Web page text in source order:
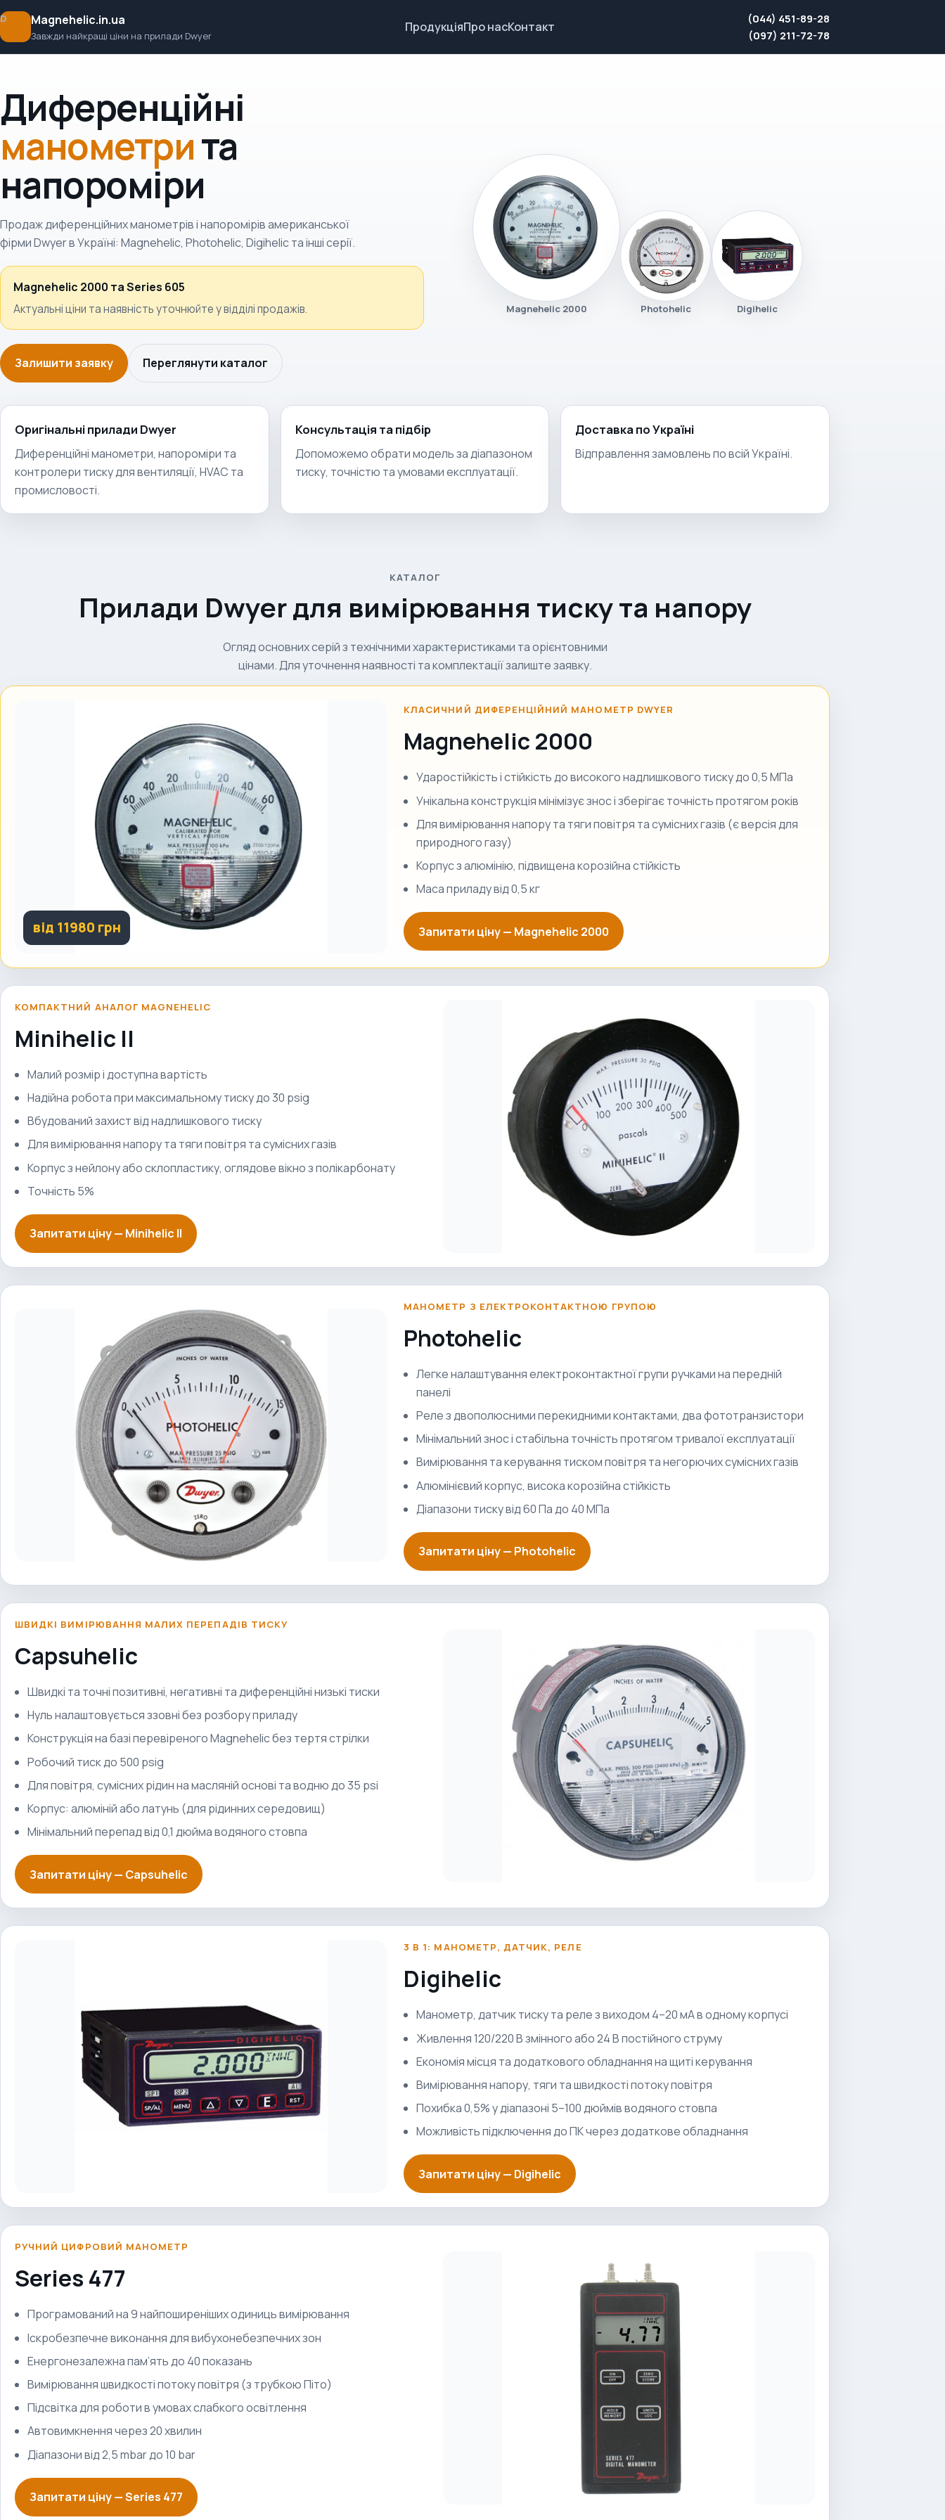
D Magnehelic.in.ua
Завжди найкращі ціни на прилади Dwyer
ПродукціяПро насКонтакт
(044) 451-89-28
(097) 211-72-78
Диференційні
манометрита
напороміри
Продаж диференційних манометрів і напоромірів американської
фірми Dwyer в Україні: Magnehelic, Photohelic, Digihelic та інші серії.
Magnehelic 2000 та Series 605
Актуальні ціни та наявність уточнюйте у відділі продажів.
Залишити заявку Переглянути каталог
Magnehelic 2000 Photohelic Digihelic
Оригінальні прилади Dwyer
Диференційні манометри, напороміри та
контролери тиску для вентиляції, HVAC та
промисловості.
Консультація та підбір
Допоможемо обрати модель за діапазоном
тиску, точністю та умовами експлуатації.
Доставка по Україні
Відправлення замовлень по всій Україні.
КАТАЛОГ
Прилади Dwyer для вимірювання тиску та напору
Огляд основних серій з технічними характеристиками та орієнтовними
цінами. Для уточнення наявності та комплектації залиште заявку.
від 11980 грн
КЛАСИЧНИЙ ДИФЕРЕНЦІЙНИЙ МАНОМЕТР DWYER
Magnehelic 2000
Ударостійкість і стійкість до високого надлишкового тиску до 0,5 МПа
Унікальна конструкція мінімізує знос і зберігає точність протягом років
Для вимірювання напору та тяги повітря та сумісних газів (є версія для
природного газу)
Корпус з алюмінію, підвищена корозійна стійкість
Маса приладу від 0,5 кг
Запитати ціну — Magnehelic 2000
КОМПАКТНИЙ АНАЛОГ MAGNEHELIC
Minihelic II
Малий розмір і доступна вартість
Надійна робота при максимальному тиску до 30 psig
Вбудований захист від надлишкового тиску
Для вимірювання напору та тяги повітря та сумісних газів
Корпус з нейлону або склопластику, оглядове вікно з полікарбонату
Точність 5%
Запитати ціну — Minihelic II
МАНОМЕТР З ЕЛЕКТРОКОНТАКТНОЮ ГРУПОЮ
Photohelic
Легке налаштування електроконтактної групи ручками на передній
панелі
Реле з двополюсними перекидними контактами, два фототранзистори
Мінімальний знос і стабільна точність протягом тривалої експлуатації
Вимірювання та керування тиском повітря та негорючих сумісних газів
Алюмінієвий корпус, висока корозійна стійкість
Діапазони тиску від 60 Па до 40 МПа
Запитати ціну — Photohelic
ШВИДКІ ВИМІРЮВАННЯ МАЛИХ ПЕРЕПАДІВ ТИСКУ
Capsuhelic
Швидкі та точні позитивні, негативні та диференційні низькі тиски
Нуль налаштовується ззовні без розбору приладу
Конструкція на базі перевіреного Magnehelic без тертя стрілки
Робочий тиск до 500 psig
Для повітря, сумісних рідин на масляній основі та водню до 35 psi
Корпус: алюміній або латунь (для рідинних середовищ)
Мінімальний перепад від 0,1 дюйма водяного стовпа
Запитати ціну — Capsuhelic
3 В 1: МАНОМЕТР, ДАТЧИК, РЕЛЕ
Digihelic
Манометр, датчик тиску та реле з виходом 4–20 мА в одному корпусі
Живлення 120/220 В змінного або 24 В постійного струму
Економія місця та додаткового обладнання на щиті керування
Вимірювання напору, тяги та швидкості потоку повітря
Похибка 0,5% у діапазоні 5–100 дюймів водяного стовпа
Можливість підключення до ПК через додаткове обладнання
Запитати ціну — Digihelic
РУЧНИЙ ЦИФРОВИЙ МАНОМЕТР
Series 477
Програмований на 9 найпоширеніших одиниць вимірювання
Іскробезпечне виконання для вибухонебезпечних зон
Енергонезалежна пам’ять до 40 показань
Вимірювання швидкості потоку повітря (з трубкою Піто)
Підсвітка для роботи в умовах слабкого освітлення
Автовимкнення через 20 хвилин
Діапазони від 2,5 mbar до 10 bar
Запитати ціну —Series 477